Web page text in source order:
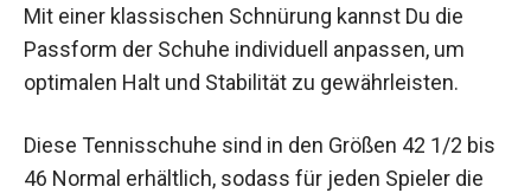
Mit einer klassischen Schnürung kannst Du die
Passform der Schuhe individuell anpassen, um
optimalen Halt und Stabilität zu gewährleisten.
Diese Tennisschuhe sind in den Größen 42 1/2